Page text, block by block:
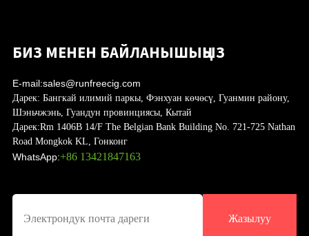
БИЗ МЕНЕН БАЙЛАНЫШЫҢЫЗ
E-mail:sales@runfreecig.com
Дарек: Бангкай илимий паркы, Фэнхуан көчөсү, Гуанмин району,
Шэньчжэнь, Гуандун провинциясы, Кытай
Дарек:Rm 1406B 14/F The Belgian Bank Building No. 721-725 Nathan
Road Mongkok KL, Гонконг
WhatsApp:+86 13421847163
Жазылуу